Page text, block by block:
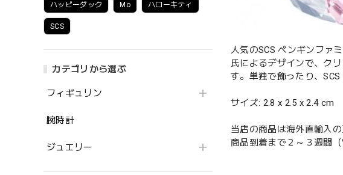
ハッピーダック Mo ハローキティ
SCS
カテゴリから選ぶ
フィギュリン
腕時計
ジュエリー
人気のSCS ペンギンファ
氏によるデザインで、ク
す。単独で飾ったり、
サイズ: 2.8 x 2.5 x 2.4 cm
当店の商品は海外直輸入
商品到着まで２～３週間